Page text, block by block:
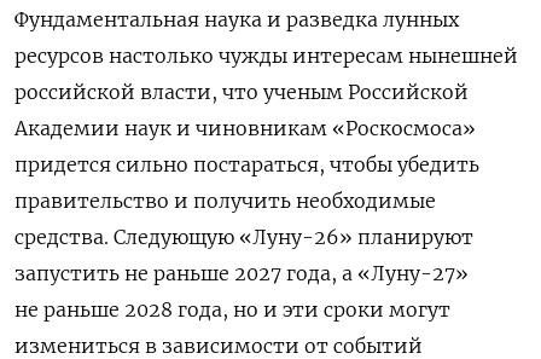
Фундаментальная наука и разведка лунных
ресурсов настолько чужды интересам нынешней
российской власти, что ученым Российской
Академии наук и чиновникам «Роскосмоса»
придется сильно постараться, чтобы убедить
правительство и получить необходимые
средства. Следующую «Луну-26» планируют
запустить не раньше 2027 года, а «Луну-27»
не раньше 2028 года, но и эти сроки могут
измениться в зависимости от событий